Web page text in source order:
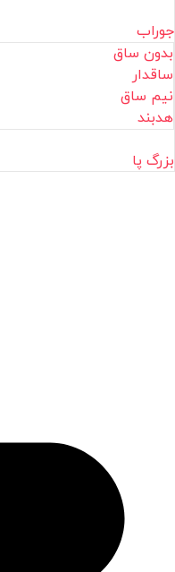
جوراب
بدون ساق
ساقدار
نیم ساق
هدبند
بزرگ پا